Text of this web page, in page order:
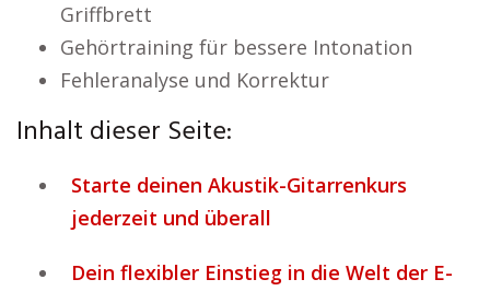
Griffbrett
Gehörtraining für bessere Intonation
Fehleranalyse und Korrektur
Inhalt dieser Seite:
Starte deinen Akustik-Gitarrenkurs
jederzeit und überall
Dein flexibler Einstieg in die Welt der E-